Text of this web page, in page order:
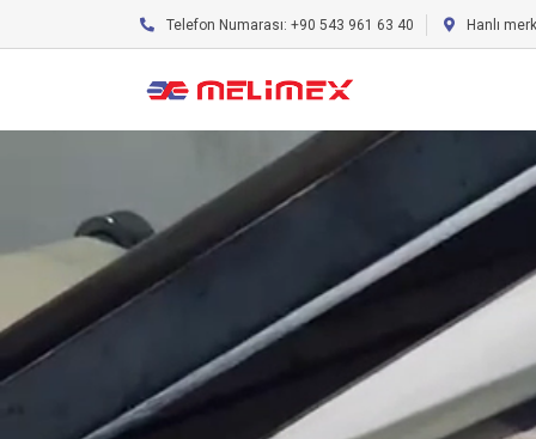
Telefon Numarası: +90 543 961 63 40 Hanlı